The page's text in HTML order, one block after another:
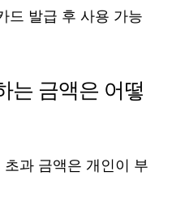
드 발급 후 사용 가능
는 금액은 어떻
과 금액은 개인이 부